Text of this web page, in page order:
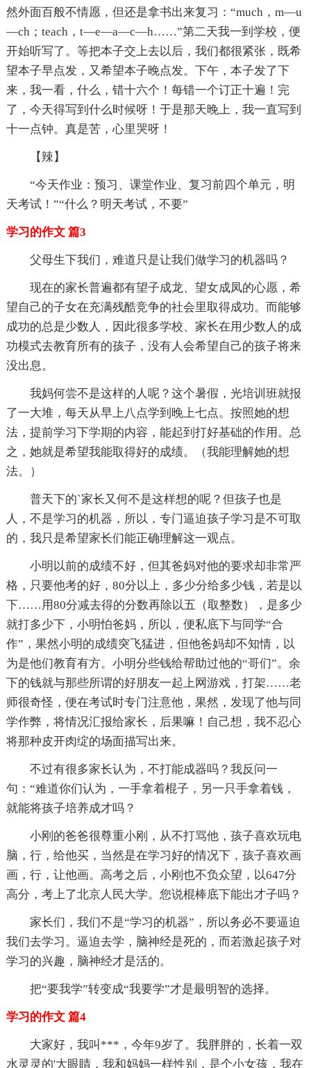
然外面百般不情愿，但还是拿书出来复习：“much，m—u
—ch；teach，t—e—a—c—h……”第二天我一到学校，便
开始听写了。等把本子交上去以后，我们都很紧张，既希
望本子早点发，又希望本子晚点发。下午，本子发了下
来，我一看，什么，错十六个！每错一个订正十遍！完
了，今天得写到什么时候呀！于是那天晚上，我一直写到
十一点钟。真是苦，心里哭呀！
【辣】
“今天作业：预习、课堂作业、复习前四个单元，明
天考试！”“什么？明天考试，不要”
学习的作文 篇3
父母生下我们，难道只是让我们做学习的机器吗？
现在的家长普遍都有望子成龙、望女成凤的心愿，希
望自己的子女在充满残酷竞争的社会里取得成功。而能够
成功的总是少数人，因此很多学校、家长在用少数人的成
功模式去教育所有的孩子，没有人会希望自己的孩子将来
没出息。
我妈何尝不是这样的人呢？这个暑假，光培训班就报
了一大堆，每天从早上八点学到晚上七点。按照她的想
法，提前学习下学期的内容，能起到打好基础的作用。总
之，她就是希望我能取得好的成绩。（我能理解她的想
法。）
普天下的`家长又何不是这样想的呢？但孩子也是
人，不是学习的机器，所以，专门逼迫孩子学习是不可取
的，我只是希望家长们能正确理解这一观点。
小明以前的成绩不好，但其爸妈对他的要求却非常严
格，只要他考的好，80分以上，多少分给多少钱，若是以
下……用80分减去得的分数再除以五（取整数），是多少
就打多少下，小明怕爸妈，所以，便私底下与同学“合
作”，果然小明的成绩突飞猛进，但他爸妈却不知情，以
为是他们教育有方。小明分些钱给帮助过他的“哥们”。余
下的钱就与那些所谓的好朋友一起上网游戏，打架……老
师很奇怪，便在考试时专门注意他，果然，发现了他与同
学作弊，将情况汇报给家长，后果嘛！自己想，我不忍心
将那种皮开肉绽的场面描写出来。
不过有很多家长认为，不打能成器吗？我反问一
句：“难道你们认为，一手拿着棍子，另一只手拿着钱，
就能将孩子培养成才吗？
小刚的爸爸很尊重小刚，从不打骂他，孩子喜欢玩电
脑，行，给他买，当然是在学习好的情况下，孩子喜欢画
画，行，让他画。高考之后，小刚也不负众望，以647分
高分，考上了北京人民大学。您说棍棒底下能出才子吗？
家长们，我们不是“学习的机器”，所以务必不要逼迫
我们去学习。逼迫去学，脑神经是死的，而若激起孩子对
学习的兴趣，脑神经才是活的。
把“要我学”转变成“我要学”才是最明智的选择。
学习的作文 篇4
大家好，我叫***，今年9岁了。我胖胖的，长着一双
水灵灵的'大眼睛，我和妈妈一样性别，是个小女孩，我在